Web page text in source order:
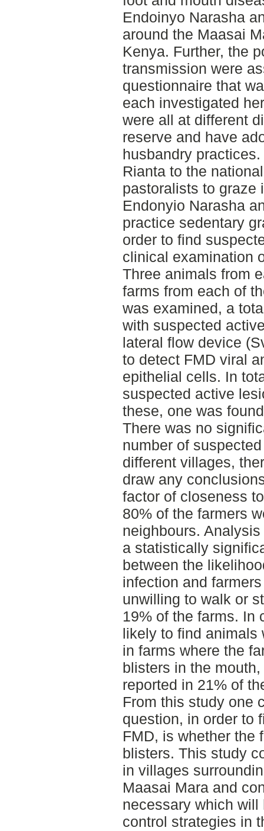
Endoinyo Narasha
around the Maasai
Kenya. Further, the
transmission were
questionnaire that
each investigated
were all at different
reserve and have
husbandry
Rianta to the
pastoralists to graze
Endonyio Narasha
practice sedentary
order to find
clinical examination
Three animals from
farms from each of
was examined, a
with suspected
lateral flow device
to detect FMD viral
epithelial cells. In
suspected active
these, one was
There was no
number of
different villages,
draw any
factor of closeness
80% of the farmers
neighbours.
a statistically
between the
infection and
unwilling to walk or
19% of the farms. In
likely to find animals
in farms where the
blisters in the
reported in 21% of
From this study one
question, in order to
FMD, is whether the
blisters. This study
in villages
Maasai Mara and
necessary which
control strategies in